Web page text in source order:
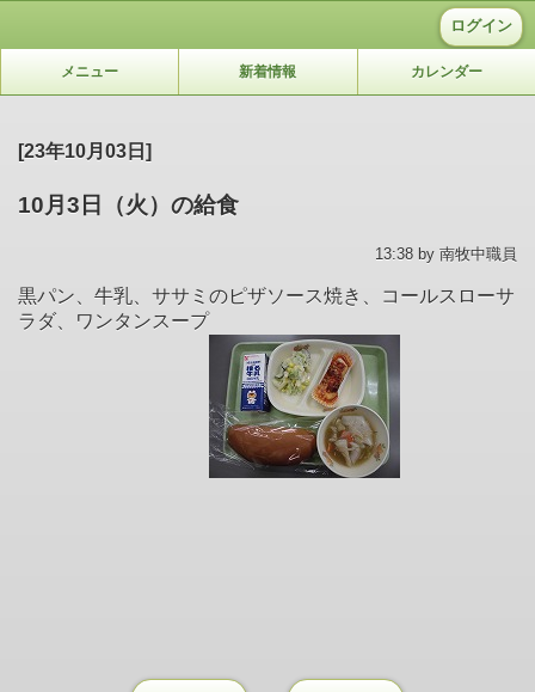
ログイン
メニュー 新着情報 カレンダー
[23年10月03日]
10月3日（火）の給食
13:38 by 南牧中職員
黒パン、牛乳、ササミのピザソース焼き、コールスローサ
ラダ、ワンタンスープ